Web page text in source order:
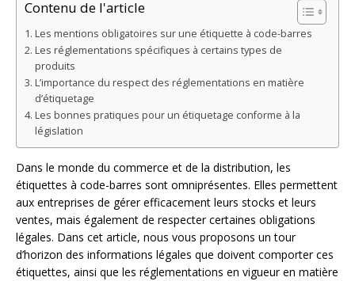
Contenu de l'article
Les mentions obligatoires sur une étiquette à code-barres
Les réglementations spécifiques à certains types de
produits
L’importance du respect des réglementations en matière
d’étiquetage
Les bonnes pratiques pour un étiquetage conforme à la
législation
Dans le monde du commerce et de la distribution, les
étiquettes à code-barres sont omniprésentes. Elles permettent
aux entreprises de gérer efficacement leurs stocks et leurs
ventes, mais également de respecter certaines obligations
légales. Dans cet article, nous vous proposons un tour
d’horizon des informations légales que doivent comporter ces
étiquettes, ainsi que les réglementations en vigueur en matière